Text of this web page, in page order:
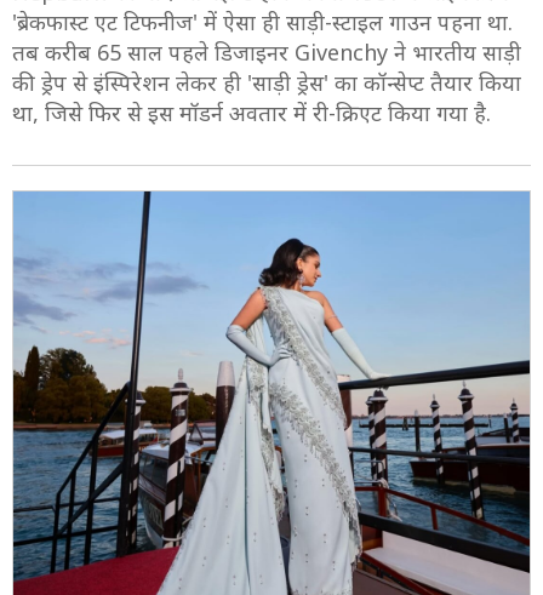
'ब्रेकफास्ट एट टिफनीज' में ऐसा ही साड़ी-स्टाइल गाउन पहना था.
तब करीब 65 साल पहले डिजाइनर Givenchy ने भारतीय साड़ी
की ड्रेप से इंस्पिरेशन लेकर ही 'साड़ी ड्रेस' का कॉन्सेप्ट तैयार किया
था, जिसे फिर से इस मॉडर्न अवतार में री-क्रिएट किया गया है.